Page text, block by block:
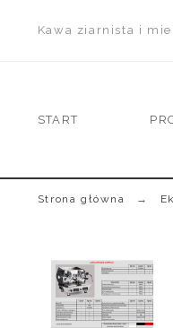
Kawa ziarnista i
START
Strona główna